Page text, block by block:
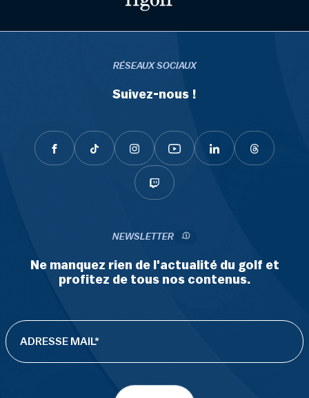
RÉSEAUX SOCIAUX
Suivez-nous !
NEWSLETTER
Ne manquez rien de l'actualité du golf et
profitez de tous nos contenus.